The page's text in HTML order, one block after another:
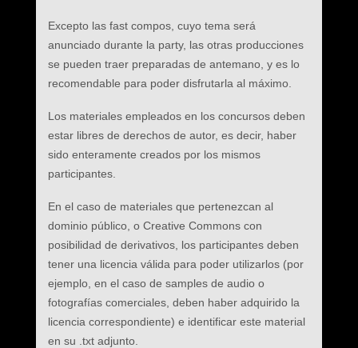
Excepto las fast compos, cuyo tema será
anunciado durante la party, las otras producciones
se pueden traer preparadas de antemano, y es lo
recomendable para poder disfrutarla al máximo.
Los materiales empleados en los concursos deben
estar libres de derechos de autor, es decir, haber
sido enteramente creados por los mismos
participantes.
En el caso de materiales que pertenezcan al
dominio público, o Creative Commons con
posibilidad de derivativos, los participantes deben
tener una licencia válida para poder utilizarlos (por
ejemplo, en el caso de samples de audio o
fotografías comerciales, deben haber adquirido la
licencia correspondiente) e identificar este material
en su .txt adjunto.